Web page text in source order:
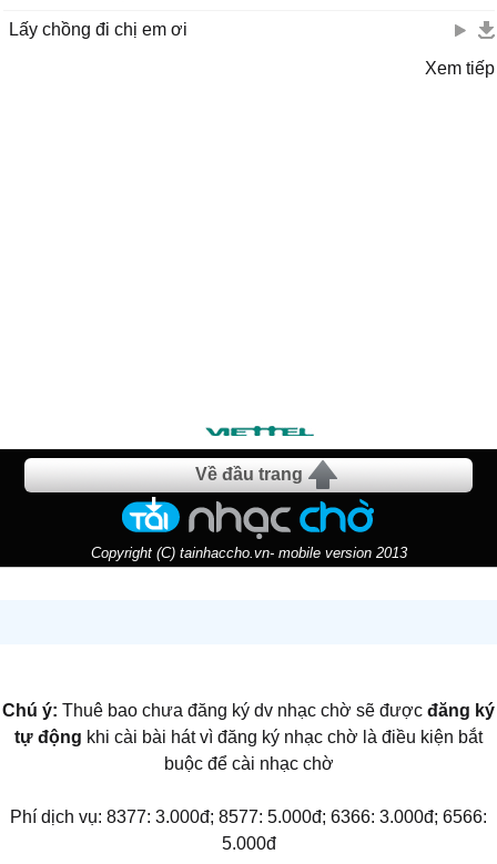
Lấy chồng đi chị em ơi
Xem tiếp
Về đầu trang
Copyright (C) tainhaccho.vn- mobile version 2013
Chú ý: Thuê bao chưa đăng ký dv nhạc chờ sẽ được đăng ký
tự động khi cài bài hát vì đăng ký nhạc chờ là điều kiện bắt
buộc để cài nhạc chờ
Phí dịch vụ: 8377: 3.000đ; 8577: 5.000đ; 6366: 3.000đ; 6566:
5.000đ